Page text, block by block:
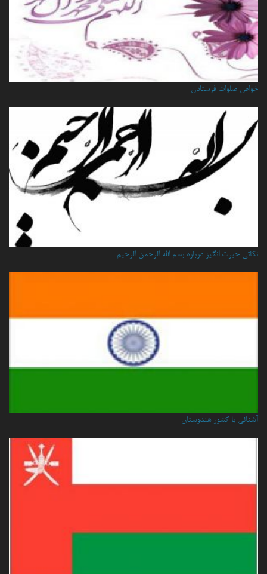
خواص صلوات فرستادن
نكاتي حيرت انگيز درباره بسم الله الرحمن الرحيم
آشنائی با کشور هندوستان